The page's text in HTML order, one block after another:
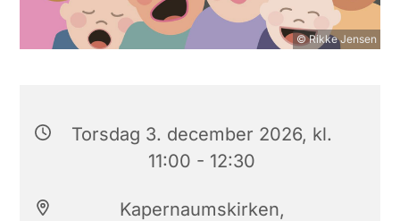
© Rikke Jensen
Torsdag 3. december 2026, kl.
11:00 - 12:30
Kapernaumskirken,